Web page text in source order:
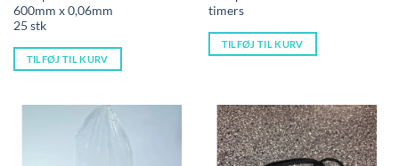
600mm x 0,06mm
25 stk
TILFØJ TIL KURV
timers
TILFØJ TIL KURV